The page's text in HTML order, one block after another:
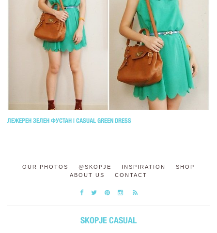
ЛЕЖЕРЕН ЗЕЛЕН ФУСТАН | CASUAL GREEN DRESS
OUR PHOTOS @SKOPJE INSPIRATION
SHOP
ABOUT US
CONTACT
SKOPJE CASUAL